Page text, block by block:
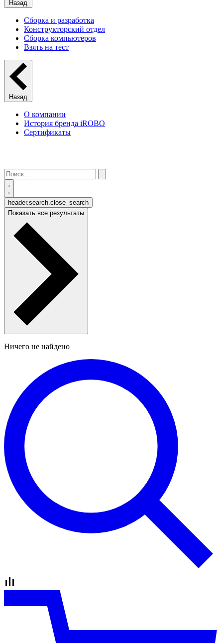
Назад
Сборка и разработка
Конструкторский отдел
Сборка компьютеров
Взять на тест
Назад
О компании
История бренда iROBO
Сертификаты
header.search.close_search
Показать все результаты
Ничего не найдено